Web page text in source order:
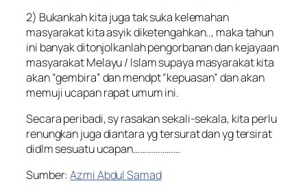
2) Bukankah kita juga tak suka kelemahan
masyarakat kita asyik diketengahkan.., maka tahun
ini banyak ditonjolkanlah pengorbanan dan kejayaan
masyarakat Melayu / Islam supaya masyarakat kita
akan “gembira” dan mendpt “kepuasan” dan akan
memuji ucapan rapat umum ini.
Secara peribadi, sy rasakan sekali-sekala, kita perlu
renungkan juga diantara yg tersurat dan yg tersirat
didlm sesuatu ucapan…………………
Sumber:Azmi Abdul Samad